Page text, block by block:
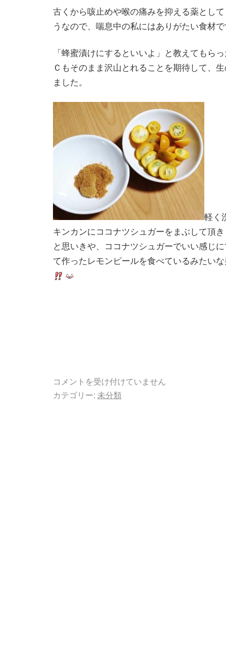
古くから咳止めや喉の痛みを抑える薬とし
うなので、喘息中の私にはありがたい食材
「蜂蜜漬けにするといいよ」と教えてもら
Ｃもそのまま沢山とれることを期待して、
ました。
軽く
キンカンにココナツシュガーをまぶして頂
と思いきや、ココナツシュガーでいい感じ
て作ったレモンピールを食べているみたい
コメントを受け付けていません
カテゴリー: 未分類